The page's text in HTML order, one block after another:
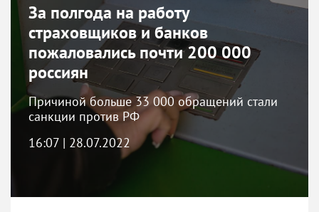
За полгода на работу
страховщиков и банков
пожаловались почти 200 000
россиян
Причиной больше 33 000 обращений стали
санкции против РФ
16:07 | 28.07.2022